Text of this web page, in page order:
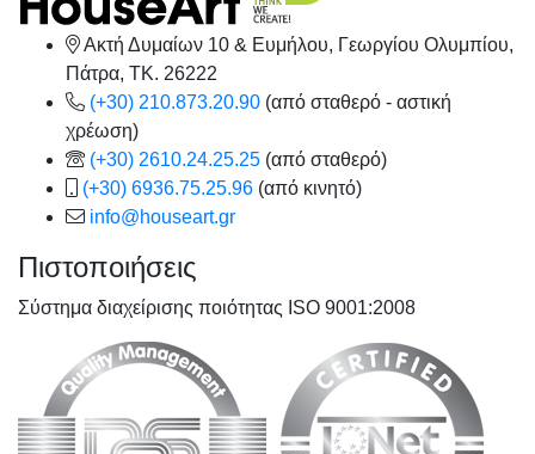
Ακτή Δυμαίων 10 & Ευμήλου, Γεωργίου Ολυμπίου,
Πάτρα, TK. 26222
(+30) 210.873.20.90 (από σταθερό - αστική
χρέωση)
(+30) 2610.24.25.25 (από σταθερό)
(+30) 6936.75.25.96 (από κινητό)
info@houseart.gr
Πιστοποιήσεις
Σύστημα διαχείρισης ποιότητας ISO 9001:2008